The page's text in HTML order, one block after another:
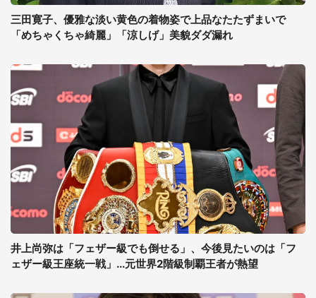
三田寛子、優雅な淡い黄色の着物姿で上品なたたずまいで
「めちゃくちゃ綺麗」「涼しげ」美貌ダダ漏れ
井上尚弥は「フェザー級でも倒せる」、今後見たいのは「フ
ェザー級王座統一戦」...元世界2階級制覇王者が熱望